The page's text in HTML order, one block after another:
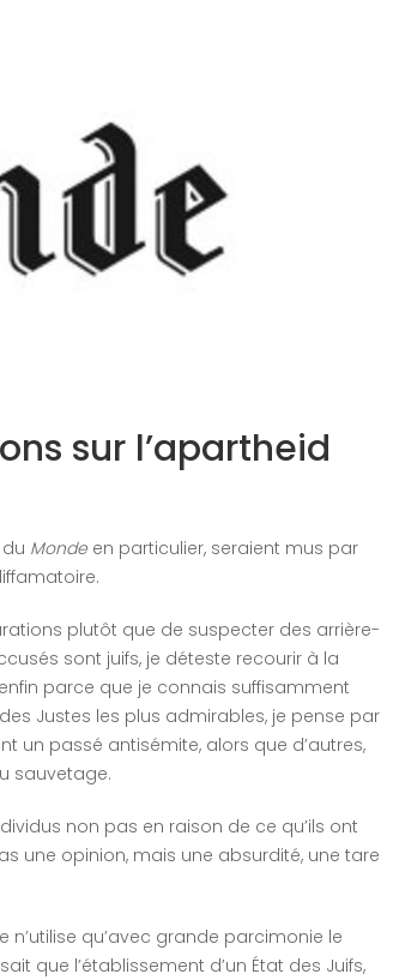
sur l’apartheid
Mondeen particulier, seraient mus par
plutôt que de suspecter des arrière-
sont juifs, je déteste recourir à la
parce que je connais suffisamment
Justes les plus admirables, je pense par
un passé antisémite, alors que d’autres,
sauvetage.
non pas en raison de ce qu’ils ont
une opinion, mais une absurdité, une tare
qu’avec grande parcimonie le
que l’établissement d’un État des Juifs,